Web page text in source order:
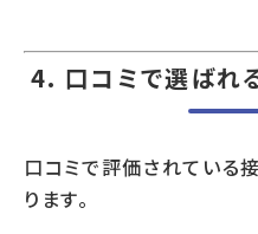
4. 口コミで選ばれ
口コミで評価されている
ります。